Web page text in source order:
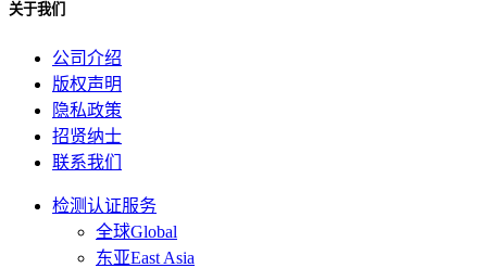
关于我们
公司介绍
版权声明
隐私政策
招贤纳士
联系我们
检测认证服务
全球Global
东亚East Asia